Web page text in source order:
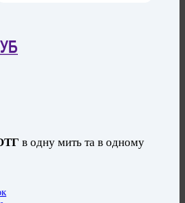
в одну мить та в одному